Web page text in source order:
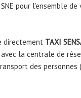
E pour l’ensemble de
directement TAXI
la centrale de
des personnes